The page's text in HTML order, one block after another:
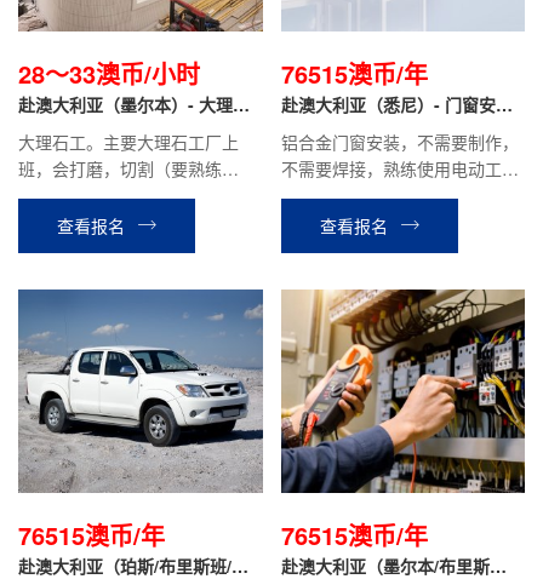
28～33澳币/小时
赴澳大利亚（墨尔本）- 大理石
大理石工。主要大理石工厂上
班，会打磨，切割（要熟练
工），少部分安装。
查看报名
76515澳币/年
赴澳大利亚（悉尼）- 门窗安装
铝合金门窗安装，不需要制作，
不需要焊接，熟练使用电动工具
都可。熟练工需要有相关工作经
验1年。不是熟练工也可做过建
筑、装修和装配相关工作的即
查看报名
76515澳币/年
赴澳大利亚（珀斯/布里斯班/墨
76515澳币/年
赴澳大利亚（墨尔本/布里斯